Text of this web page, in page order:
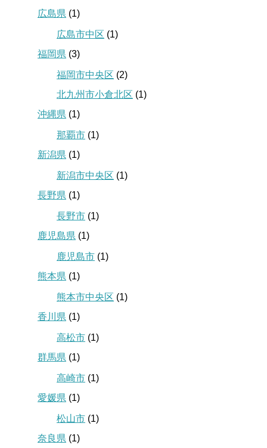
広島県 (1)
広島市中区 (1)
福岡県 (3)
福岡市中央区 (2)
北九州市小倉北区 (1)
沖縄県 (1)
那覇市 (1)
新潟県 (1)
新潟市中央区 (1)
長野県 (1)
長野市 (1)
鹿児島県 (1)
鹿児島市 (1)
熊本県 (1)
熊本市中央区 (1)
香川県 (1)
高松市 (1)
群馬県 (1)
高崎市 (1)
愛媛県 (1)
松山市 (1)
奈良県 (1)